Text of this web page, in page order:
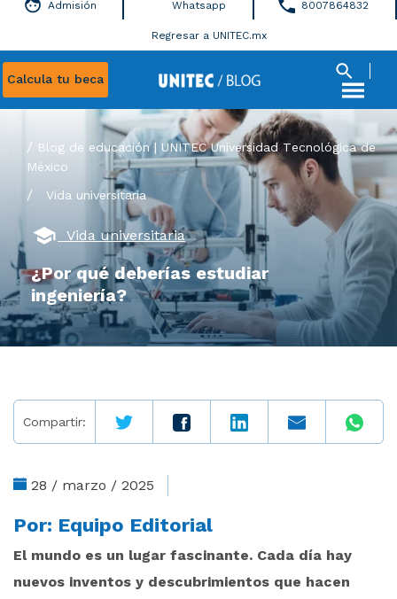
Calcula tu beca
Admisión Whatsapp 8007864832
Regresar a UNITEC.mx
Blog de educación | UNITEC Universidad Tecnológica de
México
/ Vida universitaria
Vida universitaria
¿Por qué deberías estudiar
ingeniería?
Compartir:
28 / marzo / 2025
Por: Equipo Editorial
El mundo es un lugar fascinante. Cada día hay
nuevos inventos y descubrimientos que hacen